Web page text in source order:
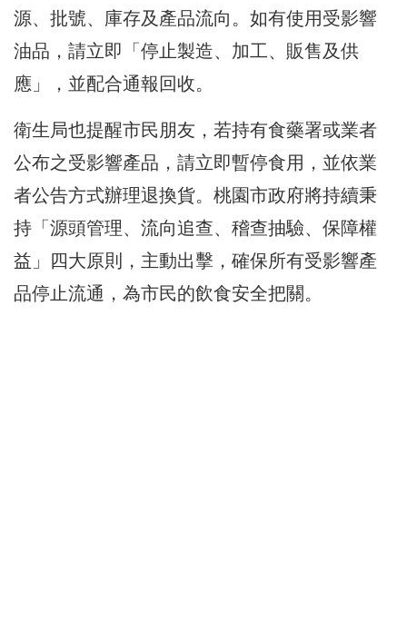
源、批號、庫存及產品流向。如有使用受影響
油品，請立即「停止製造、加工、販售及供
應」，並配合通報回收。
衛生局也提醒市民朋友，若持有食藥署或業者
公布之受影響產品，請立即暫停食用，並依業
者公告方式辦理退換貨。桃園市政府將持續秉
持「源頭管理、流向追查、稽查抽驗、保障權
益」四大原則，主動出擊，確保所有受影響產
品停止流通，為市民的飲食安全把關。